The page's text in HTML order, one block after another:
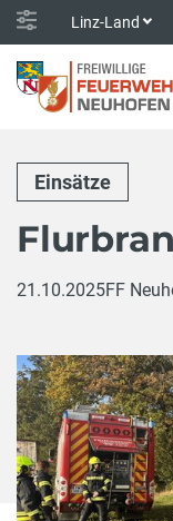
Linz-Land
Einsätze
21.10.2025FF